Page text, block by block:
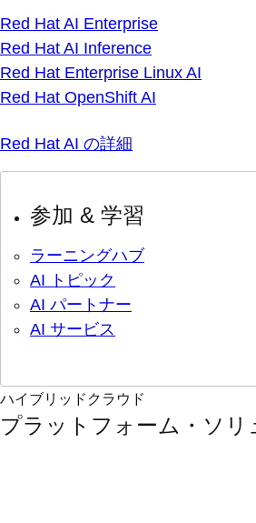
Red Hat AI Enterprise
Red Hat AI Inference
Red Hat Enterprise Linux AI
Red Hat OpenShift AI
Red Hat AI の詳細
参加 & 学習
ラーニングハブ
AI トピック
AI パートナー
AI サービス
ハイブリッドクラウド
プラットフォーム・ソリ